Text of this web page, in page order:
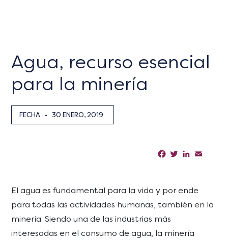
Agua, recurso esencial
para la minería
FECHA • 30 ENERO, 2019
Facebook
TwitterLinkedIn
El agua es fundamental para la vida y por ende
para todas las actividades humanas, también en la
minería. Siendo una de las industrias más
interesadas en el consumo de agua, la minería